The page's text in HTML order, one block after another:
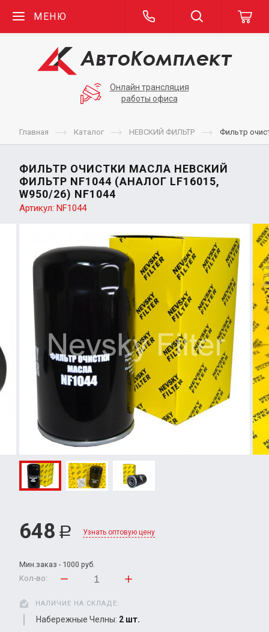
МЕНЮ
Онлайн трансляция
работы офиса
Главная Каталог НЕВСКИЙ ФИЛЬТР Фильтр
ФИЛЬТР ОЧИСТКИ МАСЛА НЕВСКИЙ
ФИЛЬТР NF1044 (АНАЛОГ LF16015,
W950/26) NF1044
Артикул: NF1044
648 Р Узнать оптовую цену
Мин.заказ - 1000 руб.
Кол-во:
НАЛИЧИЕ НА СКЛАДЕ:
Набережные Челны: 2 шт.